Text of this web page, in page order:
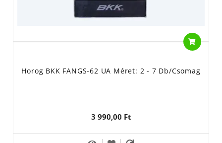
Horog BKK FANGS-62 UA Méret: 2 - 7 Db/csomag
3 990,00 Ft